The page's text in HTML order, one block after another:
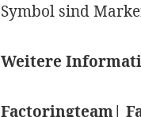
Symbol sind
Weitere
Factoringteam|